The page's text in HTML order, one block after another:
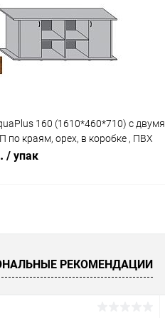
Сравнение
Под заказ
160 (1610*460*710) с двумя
по краям, орех, в коробке , ПВХ
/ упак
Под заказ
РЕКОМЕНДАЦИИ